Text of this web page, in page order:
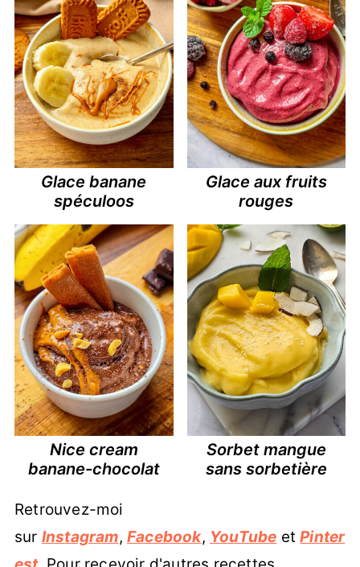
Glace banane
spéculoos
Glace aux fruits
rouges
Nice cream
banane-chocolat
Sorbet mangue
sans sorbetière
Retrouvez-moi
sur Instagram, Facebook, YouTube etPinter